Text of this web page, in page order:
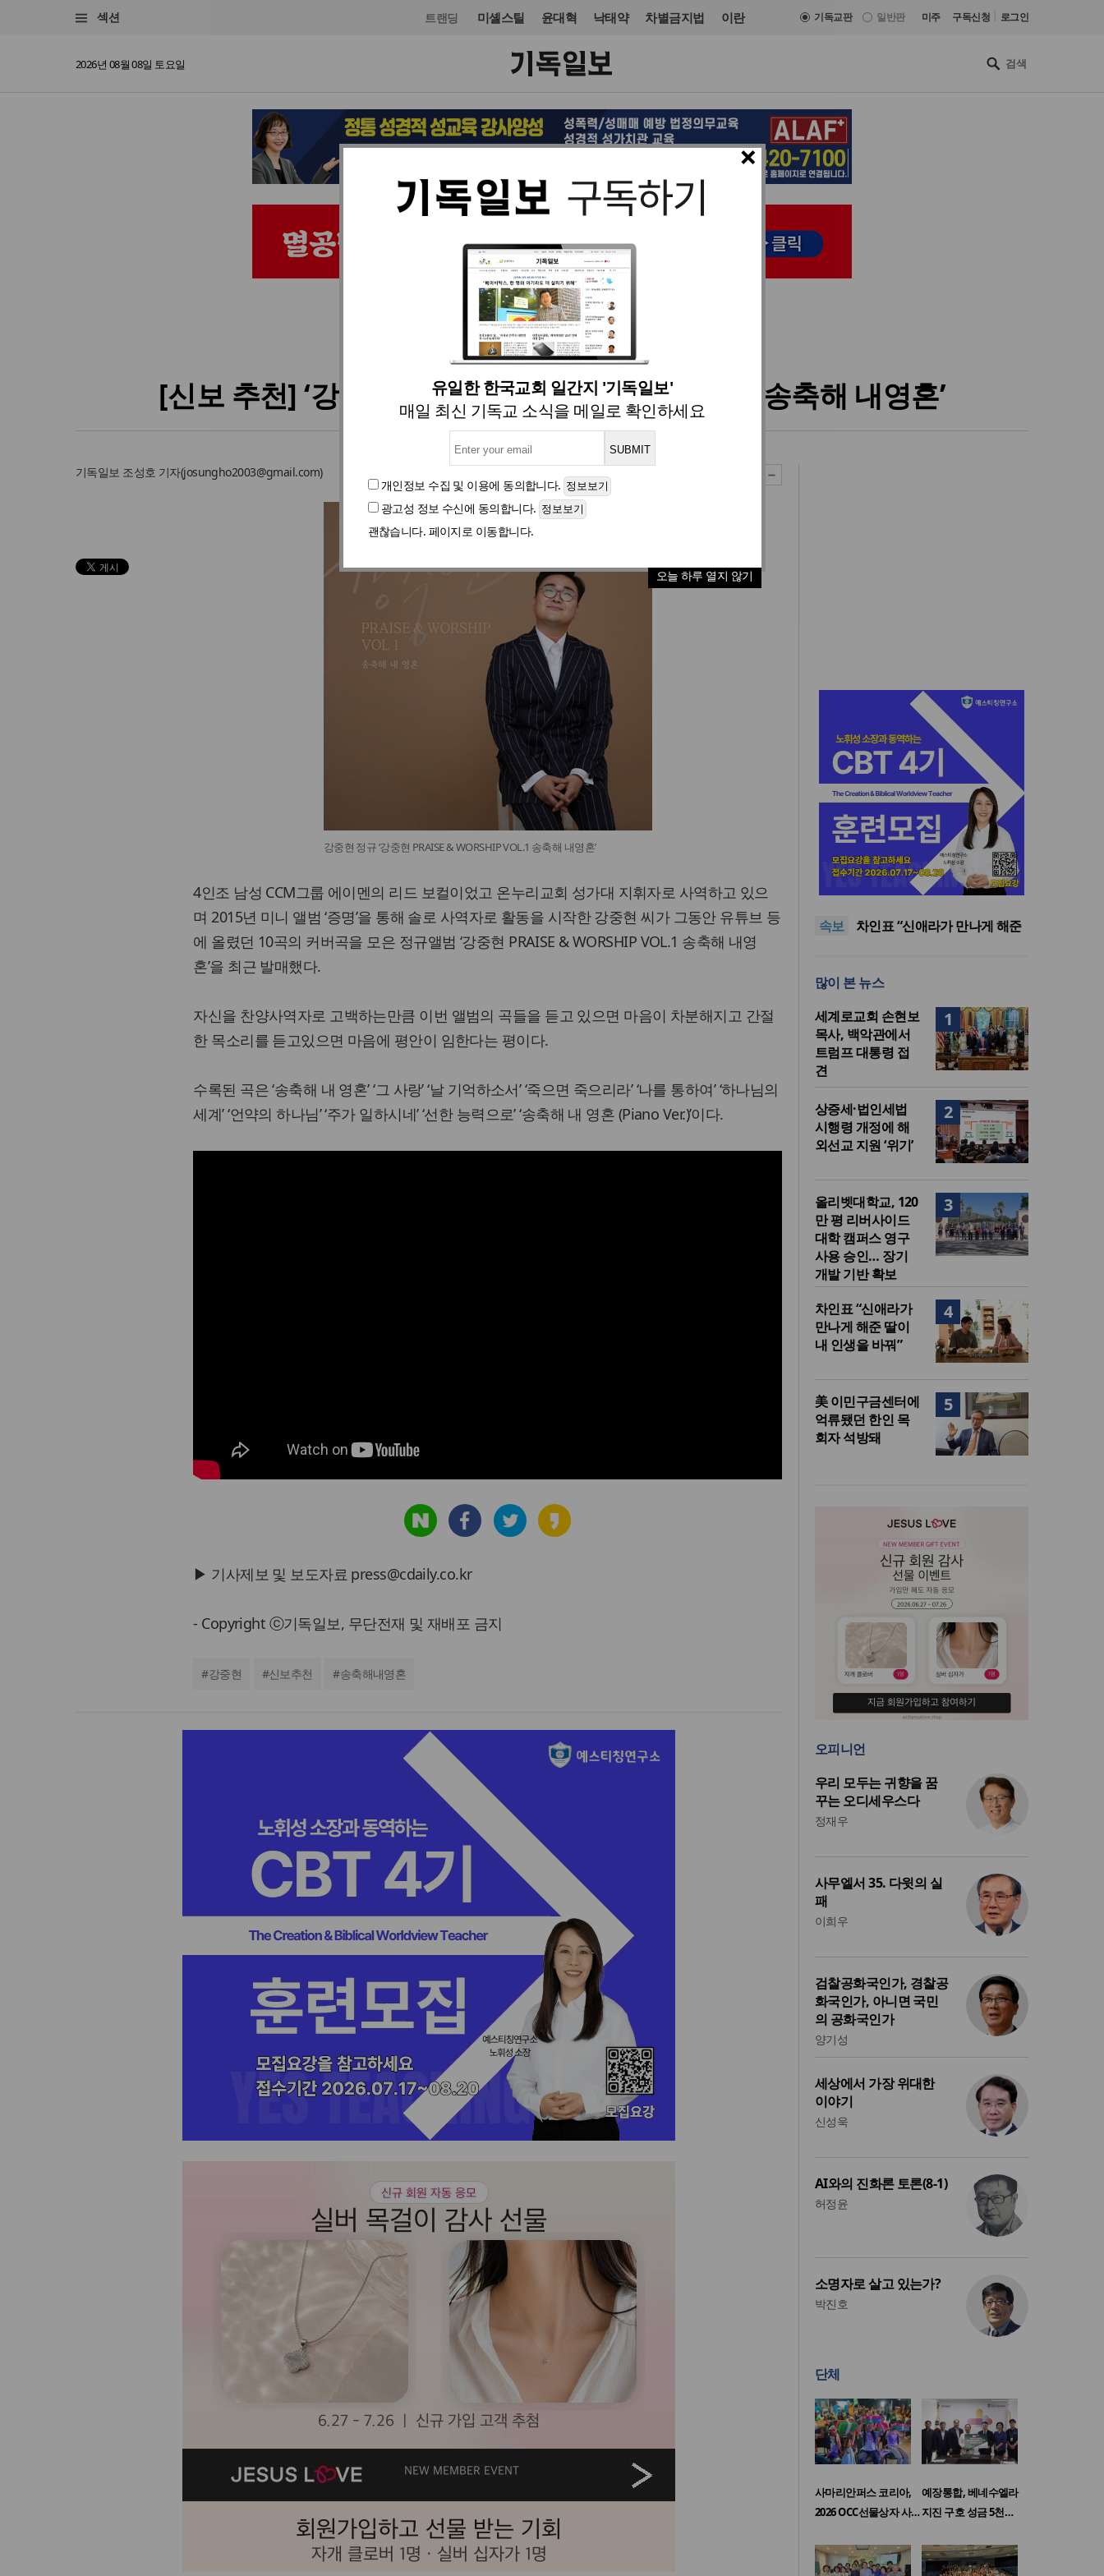
섹션 트랜딩 미셸스틸 윤대혁 낙태약 차별금지법 이란 기독교판 일반판 미주 구독신청 로그인
2026년 08월 08일 토요일
×
유일한 한국교회 일간지 '기독일보'
매일 최신 기독교 소식을 메일로 확인하세요
개인정보 수집 및 이용에 동의합니다.
광고성 정보 수신에 동의합니다.
괜찮습니다. 페이지로 이동합니다.
오늘 하루 열지 않기
영화·음악 입력 2021. 07. 05 15:23
[신보 추천] ‘강중현 PRAISE & WORSHIP VOL.1 송축해 내영혼’
기독일보 조성호 기자(josungho2003@gmail.com)
강중현 정규 ‘강중현 PRAISE & WORSHIP VOL.1 송축해 내영혼’
4인조 남성 CCM그룹 에이멘의 리드 보컬이었고 온누리교회 성가대 지휘자로 사역하고 있으
며 2015년 미니 앨범 ‘증명’을 통해 솔로 사역자로 활동을 시작한 강중현 씨가 그동안 유튜브 등
에 올렸던 10곡의 커버곡을 모은 정규앨범 ‘강중현 PRAISE & WORSHIP VOL.1 송축해 내영
혼’을 최근 발매했다.
자신을 찬양사역자로 고백하는만큼 이번 앨범의 곡들을 듣고 있으면 마음이 차분해지고 간절
한 목소리를 듣고있으면 마음에 평안이 임한다는 평이다.
수록된 곡은 ‘송축해 내 영혼’ ‘그 사랑’ ‘날 기억하소서’ ‘죽으면 죽으리라’ ‘나를 통하여’ ‘하나님의
세계’ ‘언약의 하나님’ ‘주가 일하시네’ ‘선한 능력으로’ ‘송축해 내 영혼 (Piano Ver.)’이다.
▶ 기사제보 및 보도자료 press@cdaily.co.kr
- Copyright ⓒ기독일보, 무단전재 및 재배포 금지
#강중현 #신보추천 #송축해내영혼
속보
올리벳대학교, 120만 평 리버사
이드 대학 캠퍼스 영구 사용 승
세계로교회 손현보 목사, 백악
표회장 이·취임식 열려
차인표 “신애라가 만나게 해준
이드 대학 캠퍼스 영구 사용 승
인… 장기 개발 기반 확보
세계로교회 손현보 목사, 백악
관에서 트럼프 대통령 접견
많이 본 뉴스
1
세계로교회 손현보
목사, 백악관에서
트럼프 대통령 접
견
2
상증세·법인세법
시행령 개정에 해
외선교 지원 ‘위기’
3
올리벳대학교, 120
만 평 리버사이드
대학 캠퍼스 영구
사용 승인… 장기
개발 기반 확보
4
차인표 “신애라가
만나게 해준 딸이
내 인생을 바꿔”
5
美 이민구금센터에
억류됐던 한인 목
회자 석방돼
오피니언
우리 모두는 귀향을 꿈
꾸는 오디세우스다
정재우
사무엘서 35. 다윗의 실
패
이희우
검찰공화국인가, 경찰공
화국인가, 아니면 국민
의 공화국인가
양기성
세상에서 가장 위대한
이야기
신성욱
AI와의 진화론 토론(8-1)
허정윤
소명자로 살고 있는가?
박진호
단체
사마리안퍼스 코리아,
2026 OCC선물상자 사…
예장통합, 베네수엘라
지진 구호 성금 5천…